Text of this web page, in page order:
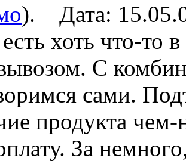
). Дата:
хоть что-то
С
сами.
продукта чем-
За